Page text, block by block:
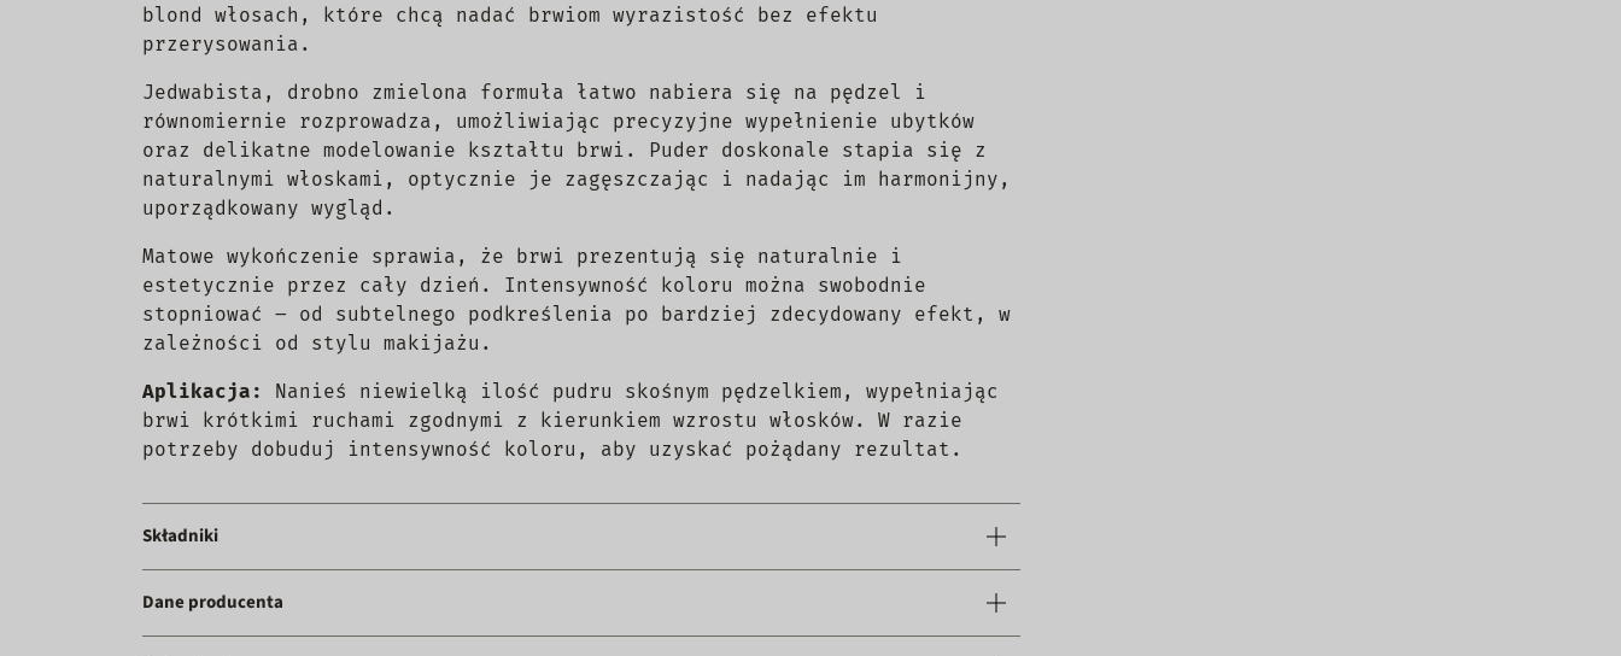
blond włosach, które chcą nadać brwiom wyrazistość bez efektu
przerysowania.
Jedwabista, drobno zmielona formuła łatwo nabiera się na pędzel i
równomiernie rozprowadza, umożliwiając precyzyjne wypełnienie ubytków
oraz delikatne modelowanie kształtu brwi. Puder doskonale stapia się z
naturalnymi włoskami, optycznie je zagęszczając i nadając im harmonijny,
uporządkowany wygląd.
Matowe wykończenie sprawia, że brwi prezentują się naturalnie i
estetycznie przez cały dzień. Intensywność koloru można swobodnie
stopniować – od subtelnego podkreślenia po bardziej zdecydowany efekt, w
zależności od stylu makijażu.
Aplikacja:
Nanieś niewielką ilość pudru skośnym pędzelkiem, wypełniając
brwi krótkimi ruchami zgodnymi z kierunkiem wzrostu włosków. W razie
potrzeby dobuduj intensywność koloru, aby uzyskać pożądany rezultat.
Składniki
Dane producenta